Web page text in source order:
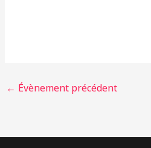
← Évènement précédent